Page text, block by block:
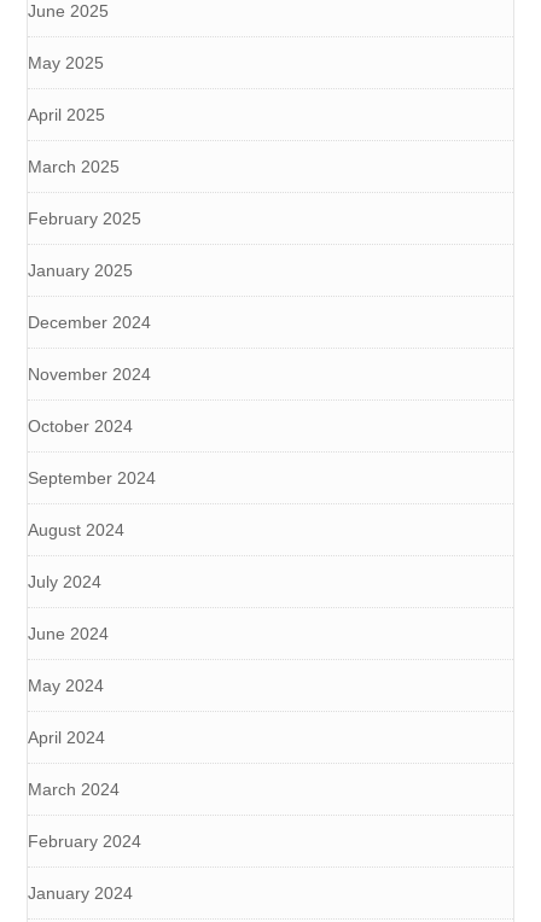
June 2025
May 2025
April 2025
March 2025
February 2025
January 2025
December 2024
November 2024
October 2024
September 2024
August 2024
July 2024
June 2024
May 2024
April 2024
March 2024
February 2024
January 2024